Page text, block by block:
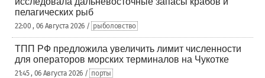
пелагических рыб
22:00 , 06 Августа 2026 / рыболовство
ТПП РФ предложила увеличить лимит численности
для операторов морских терминалов на Чукотке
21:45 , 06 Августа 2026 / порты